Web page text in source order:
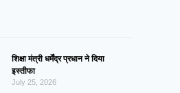
शिक्षा मंत्री धर्मेंद्र प्रधान ने दिया
इस्तीफा
July 25, 2026